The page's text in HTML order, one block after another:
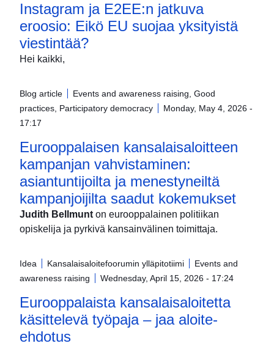
Instagram ja E2EE:n jatkuva
eroosio: Eikö EU suojaa yksityistä
viestintää?
Hei kaikki,
Blog article
Events and awareness raising, Good
practices, Participatory democracy
Monday, May 4, 2026 -
17:17
Eurooppalaisen kansalaisaloitteen
kampanjan vahvistaminen:
asiantuntijoilta ja menestyneiltä
kampanjoijilta saadut kokemukset
Judith Bellmunt on eurooppalainen politiikan
opiskelija ja pyrkivä kansainvälinen toimittaja.
Idea Kansalaisaloitefoorumin ylläpitotiimi
Events and
awareness raising
Wednesday, April 15, 2026 - 17:24
Eurooppalaista kansalaisaloitetta
käsittelevä työpaja – jaa aloite-
ehdotus